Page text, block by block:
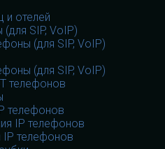
и отелей
SIP, VoIP)
(для SIP, VoIP)
(для SIP, VoIP)
телефонов
телефонов
IP телефонов
IP телефонов